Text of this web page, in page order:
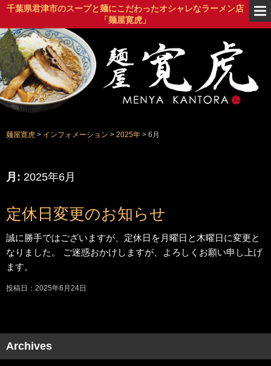
千葉県君津市のスープと麺にこだわったオシャレなラーメン店
「麺屋寛虎」
麺屋寛虎 > インフォメーション > 2025年 > 6月
月: 2025年6月
定休日変更のお知らせ
誠に勝手ではございますが、定休日を月曜日と木曜日に変更と
なりました。 ご迷惑おかけしますが、よろしくお願い申し上げ
ます。
投稿日：2025年6月24日
Archives